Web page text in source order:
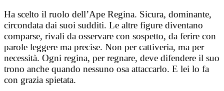
Ha scelto il ruolo dell’Ape Regina. Sicura, dominante,
circondata dai suoi sudditi. Le altre figure diventano
comparse, rivali da osservare con sospetto, da ferire con
parole leggere ma precise. Non per cattiveria, ma per
necessità. Ogni regina, per regnare, deve difendere il suo
trono anche quando nessuno osa attaccarlo. E lei lo fa
con grazia spietata.